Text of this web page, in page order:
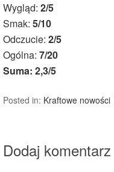
Wygląd: 2/5
Smak: 5/10
Odczucie: 2/5
Ogólna: 7/20
Suma: 2,3/5
Posted in: Kraftowe nowości
Dodaj komentarz